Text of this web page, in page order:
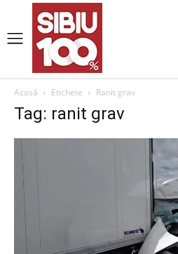
Acasă Etichete Ranit grav
Tag: ranit grav